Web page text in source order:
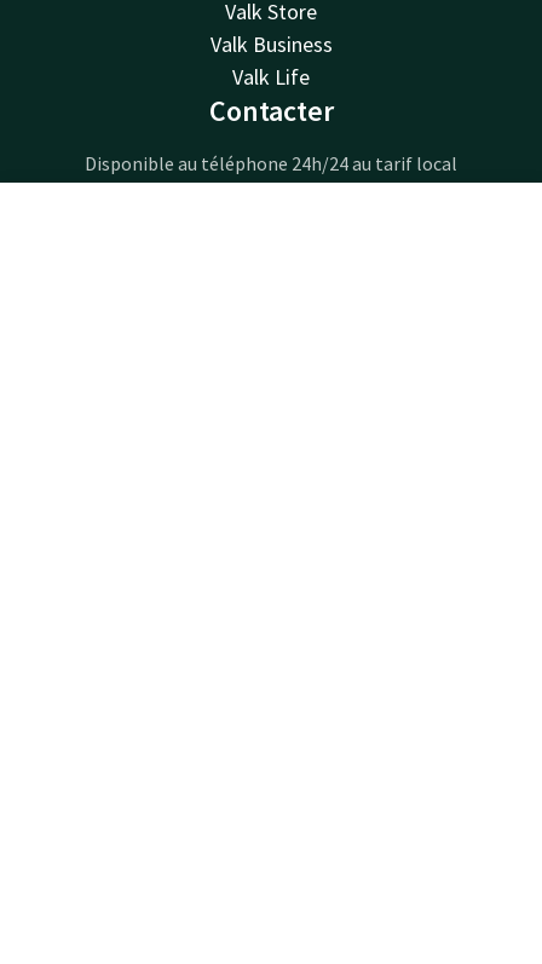
Valk Store
Valk Business
Valk Life
Contacter
Disponible au téléphone 24h/24 au tarif local